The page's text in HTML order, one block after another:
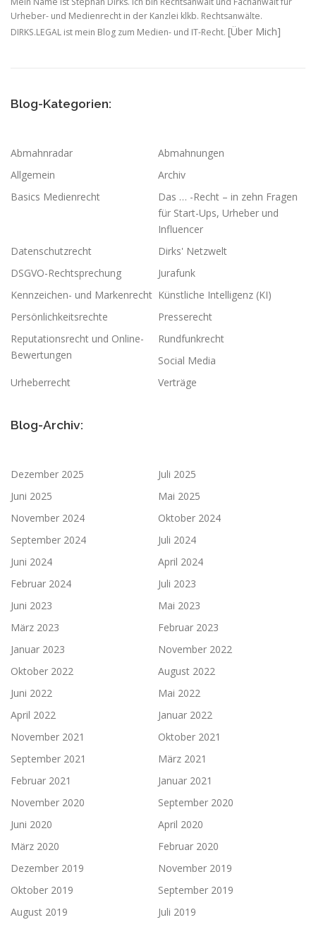
Urheber- und Medienrecht in der Kanzlei klkb. Rechtsanwälte.
DIRKS.LEGAL ist mein Blog zum Medien- und IT-Recht. [Über Mich]
Blog-Kategorien:
Abmahnradar
Abmahnungen
Allgemein
Archiv
Basics Medienrecht
Das … -Recht – in zehn Fragen
für Start-Ups, Urheber und
Influencer
Datenschutzrecht
Dirks' Netzwelt
DSGVO-Rechtsprechung
Jurafunk
Kennzeichen- und Markenrecht Künstliche Intelligenz (KI)
Persönlichkeitsrechte
Presserecht
Reputationsrecht und Online-
Bewertungen
Rundfunkrecht
Social Media
Urheberrecht
Verträge
Blog-Archiv:
Dezember 2025
Juli 2025
Juni 2025
Mai 2025
November 2024
Oktober 2024
September 2024
Juli 2024
Juni 2024
April 2024
Februar 2024
Juli 2023
Juni 2023
Mai 2023
März 2023
Februar 2023
Januar 2023
November 2022
Oktober 2022
August 2022
Juni 2022
Mai 2022
April 2022
Januar 2022
November 2021
Oktober 2021
September 2021
März 2021
Februar 2021
Januar 2021
November 2020
September 2020
Juni 2020
April 2020
März 2020
Februar 2020
Dezember 2019
November 2019
Oktober 2019
September 2019
August 2019
Juli 2019